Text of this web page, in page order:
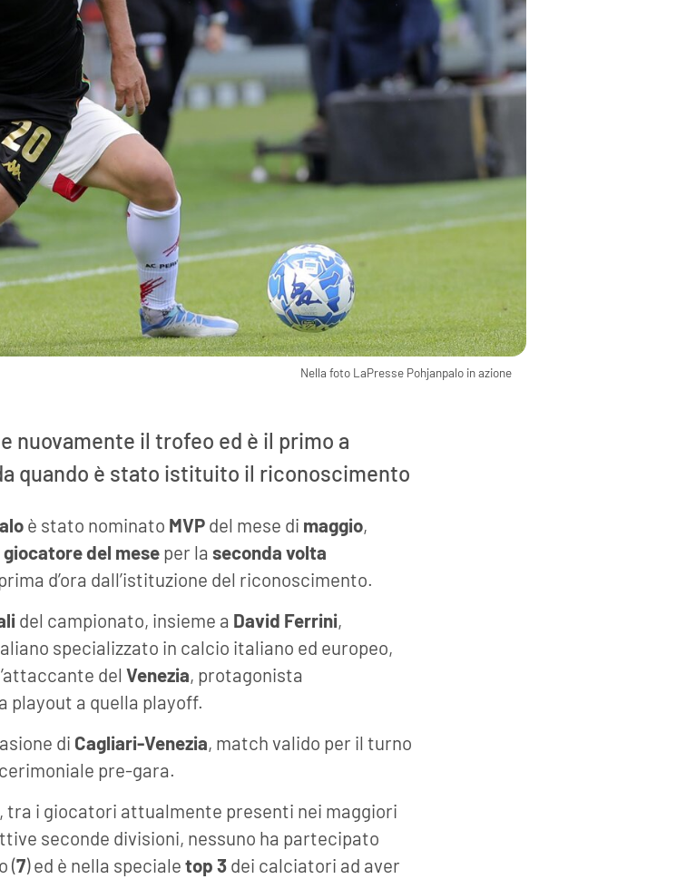
Nella foto LaPresse Pohjanpalo in azione
nuovamente il trofeo ed è il primo a
quando è stato istituito il riconoscimento
è stato nominato MVP del mese di maggio,
del meseper laseconda volta
d’ora dall’istituzione del riconoscimento.
del campionato, insieme a David Ferrini,
specializzato in calcio italiano ed europeo,
delVenezia, protagonista
playout a quella playoff.
di Cagliari-Venezia, match valido per il turno
pre-gara.
tra i giocatori attualmente presenti nei maggiori
seconde divisioni, nessuno ha partecipato
(7) ed è nella specialetop 3 dei calciatori ad aver